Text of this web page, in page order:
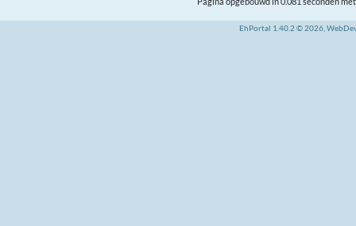
EhPortal 1.40.2 © 2026,